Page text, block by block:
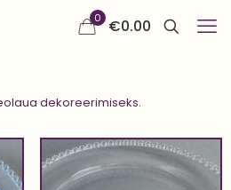
0 €0.00
dekoreerimiseks.